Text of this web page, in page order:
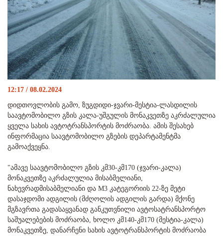
12:17 / 08.02.2024
დიდთოვლობის გამო, ზუგდიდი-ჯვარი-მესტია-ლასდილის
საავტომობილო გზის კალა-უშგულის მონაკვეთზე აკრძალულია
ყველა სახის ავტოტრანსპორტის მოძრაობა. ამის შესახებ
ინფორმაცია საავტომობილო გზების დეპარტამენტმა
გამოაქვეყნა.
"ამავე საავტომობილო გზის კმ30-კმ170 (ჯვარი-კალა)
მონაკვეთზე აკრძალულია მისაბმელიანი,
ნახევრადმისაბმელიანი და M3 კატეგორიის 22-ზე მეტი
დასაჯდომი ადგილის (მძღოლის ადგილის გარდა) მქონე
მგზავრთა გადასაყვანად განკუთვნილი ავტოსატრანსპორტო
საშუალებების მოძრაობა, ხოლო კმ140-კმ170 (მესტია-კალა)
მონაკვეთზე, დანარჩენი სახის ავტოტრანსპორტის მოძრაობა